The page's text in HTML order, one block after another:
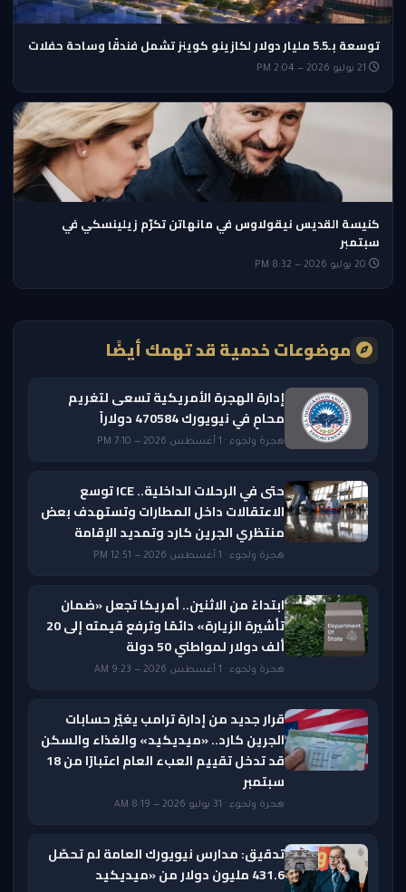
توسعة بـ5.5 مليار دولار لكازينو كوينز تشمل فندقًا وساحة حفلات
كنيسة القديس نيقولاوس في مانهاتن تكرّم زيلينسكي في
سبتمبر
موضوعات خدمية قد تهمك أيضًا
إدارة الهجرة الأمريكية تسعى لتغريم
محامٍ في نيويورك 470584 دولاراً
هجرة ولجوء · 1 أغسطس 2026 — 7:10 PM
حتى في الرحلات الداخلية.. ICE توسع
الاعتقالات داخل المطارات وتستهدف بعض
منتظري الجرين كارد وتمديد الإقامة
هجرة ولجوء · 1 أغسطس 2026 — 12:51 PM
ابتداءً من الاثنين.. أمريكا تجعل «ضمان
تأشيرة الزيارة» دائمًا وترفع قيمته إلى 20
ألف دولار لمواطني 50 دولة
هجرة ولجوء · 1 أغسطس 2026 — 9:23 AM
قرار جديد من إدارة ترامب يغيّر حسابات
الجرين كارد.. «ميديكيد» والغذاء والسكن
قد تدخل تقييم العبء العام اعتبارًا من 18
سبتمبر
هجرة ولجوء · 31 يوليو 2026 — 8:19 AM
تدقيق: مدارس نيويورك العامة لم تحصّل
431.6 مليون دولار من «ميديكيد